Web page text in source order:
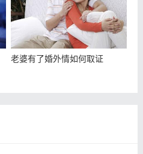
老婆有了婚外情如何取证